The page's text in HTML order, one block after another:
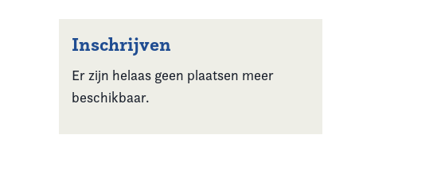
Inschrijven
Er zijn helaas geen plaatsen meer
beschikbaar.